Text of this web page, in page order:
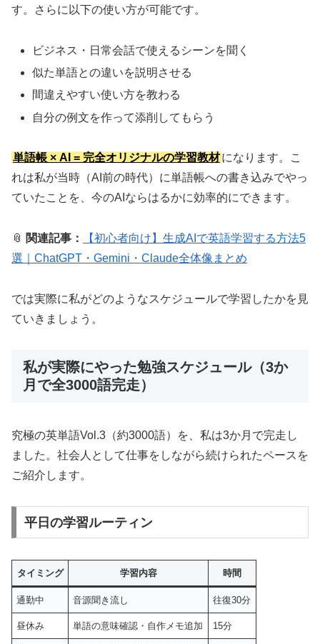
す。さらに以下の使い方が可能です。
ビジネス・日常会話で使えるシーンを聞く
似た単語との違いを説明させる
間違えやすい使い方を教わる
自分の例文を作って添削してもらう
単語帳 × AI = 完全オリジナルの学習教材になります。こ
れは私が当時（AI前の時代）に単語帳への書き込みでやっ
ていたことを、今のAIならはるかに効率的にできます。
📎 関連記事：
【初心者向け】生成AIで英語学習する方法5
選｜ChatGPT・Gemini・Claude全体像まとめ
では実際に私がどのようなスケジュールで学習したかを見
ていきましょう。
私が実際にやった勉強スケジュール（3か
月で全3000語完走）
究極の英単語Vol.3（約3000語）を、私は3か月で完走し
ました。社会人として仕事をしながら続けられたペースを
ご紹介します。
平日の学習ルーティン
タイミング 学習内容 時間
通勤中 音源聞き流し 往復30分
昼休み 単語の意味確認・自作メモ追加 15分